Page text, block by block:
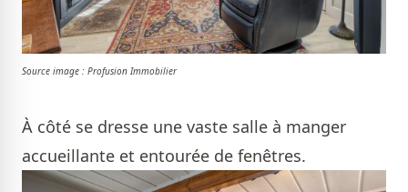
Source image : Profusion Immobilier
À côté se dresse une vaste salle à manger
accueillante et entourée de fenêtres.